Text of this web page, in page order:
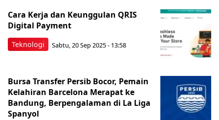
Teknologi
Cara Kerja dan Keunggulan QRIS
Digital Payment
Sabtu, 20 Sep 2025 - 13:58
Bursa Transfer Persib Bocor, Pemain
Kelahiran Barcelona Merapat ke
Bandung, Berpengalaman di La Liga
Spanyol